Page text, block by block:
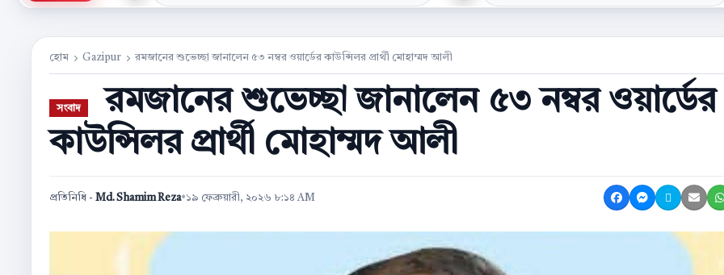
হোম Gazipur রমজানের শুভেচ্ছা জানালেন ৫৩ নম্বর ওয়ার্ডের কাউন্সিলর প্রার্থী মোহাম্মদ আলী
রমজানের শুভেচ্ছা জানালেন ৫৩ নম্বর ওয়ার্ডের
কাউন্সিলর প্রার্থী মোহাম্মদ আলী
প্রতিনিধি - Md. Shamim Reza•১৯ ফেব্রুয়ারী, ২০২৬ ৮:১৪ AM Share on Facebook
Share onShare on X